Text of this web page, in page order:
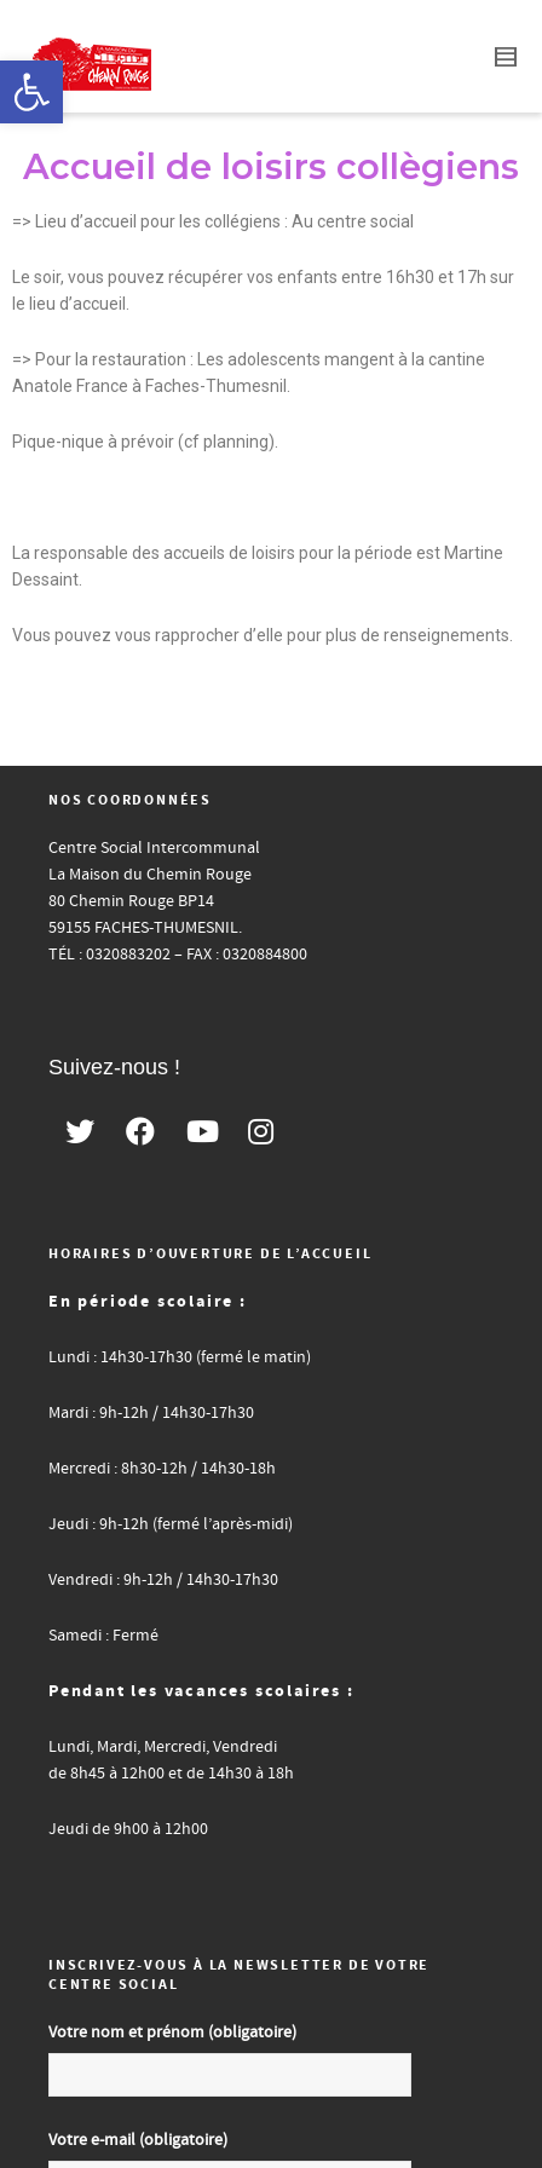
Ouvrir la barre d’outils
Accueil de loisirs collègiens
=> Lieu d’accueil pour les collégiens : Au centre social
Le soir, vous pouvez récupérer vos enfants entre 16h30 et 17h sur
le lieu d’accueil.
=> Pour la restauration : Les adolescents mangent à la cantine
Anatole France à Faches-Thumesnil.
Pique-nique à prévoir (cf planning).
La responsable des accueils de loisirs pour la période est Martine
Dessaint.
Vous pouvez vous rapprocher d’elle pour plus de renseignements.
NOS COORDONNÉES
Centre Social Intercommunal
La Maison du Chemin Rouge
80 Chemin Rouge BP14
59155 FACHES-THUMESNIL.
TÉL : 0320883202 – FAX : 0320884800
Suivez-nous !
HORAIRES D’OUVERTURE DE L’ACCUEIL
En période scolaire :
Lundi : 14h30-17h30 (fermé le matin)
Mardi : 9h-12h / 14h30-17h30
Mercredi : 8h30-12h / 14h30-18h
Jeudi : 9h-12h (fermé l’après-midi)
Vendredi : 9h-12h / 14h30-17h30
Samedi : Fermé
Pendant les vacances scolaires :
Lundi, Mardi, Mercredi, Vendredi
de 8h45 à 12h00 et de 14h30 à 18h
Jeudi de 9h00 à 12h00
INSCRIVEZ-VOUS À LA NEWSLETTER DE VOTRE
CENTRE SOCIAL
Votre nom et prénom (obligatoire)
Votre e-mail (obligatoire)